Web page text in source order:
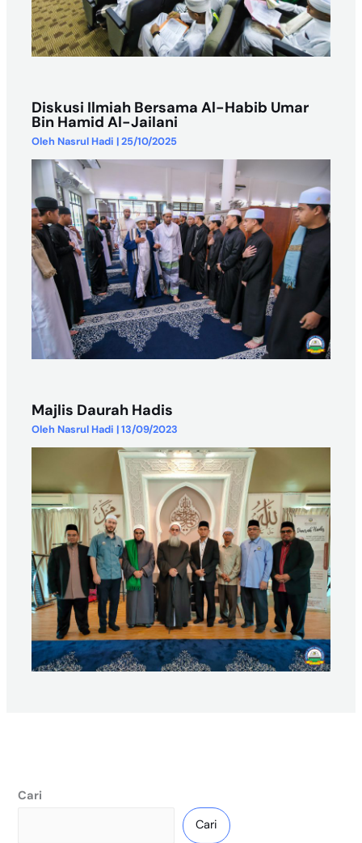
Diskusi Ilmiah Bersama Al-Habib Umar
Bin Hamid Al-Jailani
Oleh Nasrul Hadi |25/10/2025
Majlis Daurah Hadis
Oleh Nasrul Hadi |13/09/2023
Cari
Cari